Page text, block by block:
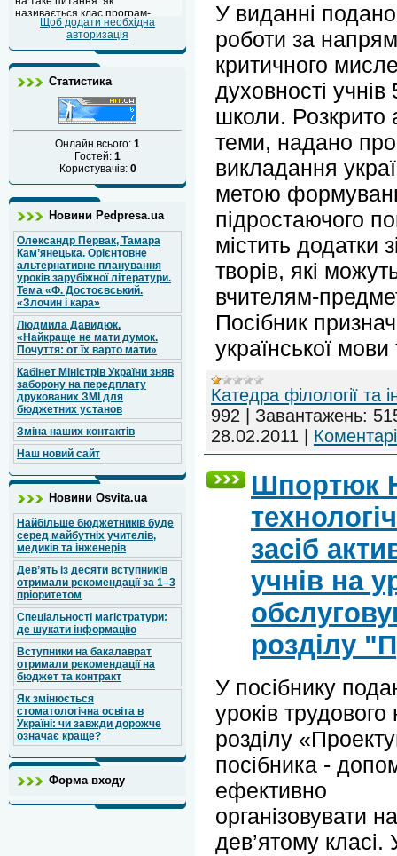
Щоб додати необхідна
авторизація
Статистика
Онлайн всього: 1
Гостей: 1
Користувачів: 0
Новини Pedpresa.ua
Олександр Первак, Тамара
Кам’янецька. Орієнтовне
альтернативне планування
уроків зарубіжної літератури.
Тема «Ф. Достоєвський.
«Злочин і кара»
Людмила Давидюк.
«Найкраще не мати думок.
Почуття: от їх варто мати»
Кабінет Міністрів України зняв
заборону на передплату
друкованих ЗМІ для
бюджетних установ
Зміна наших контактів
Наш новий сайт
Новини Osvita.ua
Найбільше бюджетників буде
серед майбутніх учителів,
медиків та інженерів
Дев’ять із десяти вступників
отримали рекомендації за 1–3
пріоритетом
Спеціальності магістратури:
де шукати інформацію
Вступники на бакалаврат
отримали рекомендації на
бюджет та контракт
Як змінюється
стоматологічна освіта в
Україні: чи завжди дорожче
означає краще?
Форма входу
У виданні
роботи за
критичного
духовності учнів
школи. Розкрито
теми, надано
викладання
метою
підростаючого
містить додатки
творів, які
вчителям-
Посібник
української
Катедра філології та
992
Завантажень:
28.02.2011
Шпортюк
засіб
учнів на
розділу
У посібнику
уроків
розділу
посібника -
ефективно
організовувати
дев’ятому класі.